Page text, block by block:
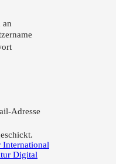
an
Adresse